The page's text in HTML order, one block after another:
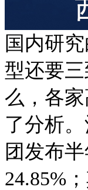
国内研
型还要
么，各
了分析
团发布
24.85%